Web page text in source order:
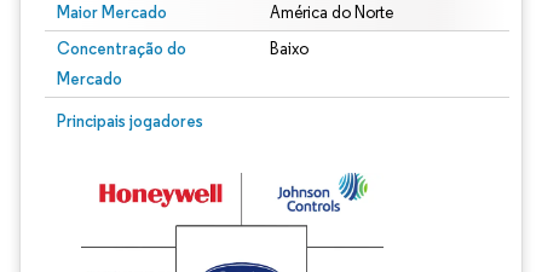
Maior Mercado América do Norte
Concentração do
Mercado
Baixo
Principais jogadores
Imagem © Mordor Intelligence. O reuso requer atribuição conforme CC BY 4.0.